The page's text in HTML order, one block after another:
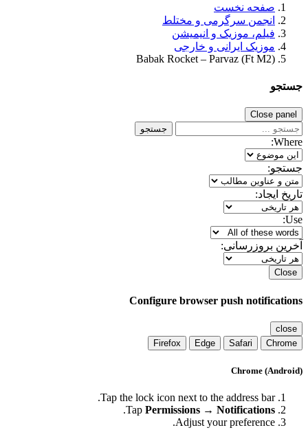
صفحه نخست
انجمن سرگرمی و مختلط
فیلم، موزیک و انیمیشن
موزیک ایرانی و خارجی
Babak Rocket – Parvaz (Ft M2)
جستجو
Close panel
جستجو
Where:
جستجو:
تاریخ ایجاد:
Use:
آخرین بروزرسانی:
Close
Configure browser push notifications
close
Chrome
Safari
Edge
Firefox
Chrome (Android)
Tap the lock icon next to the address bar.
Tap Permissions → Notifications
.
Adjust your preference.